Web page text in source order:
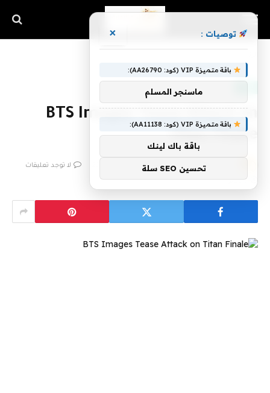
BTS Images Tease Attack on
Titan Finale
فريق اشراق التقنية لا توجد تعليقات
3 دقائق
توصيات : ×
باقة متميزة VIP (كود: AA26790):
ماسنجر المسلم
باقة متميزة VIP (كود: AA11138):
باقة باك لينك
تحسين SEO سلة